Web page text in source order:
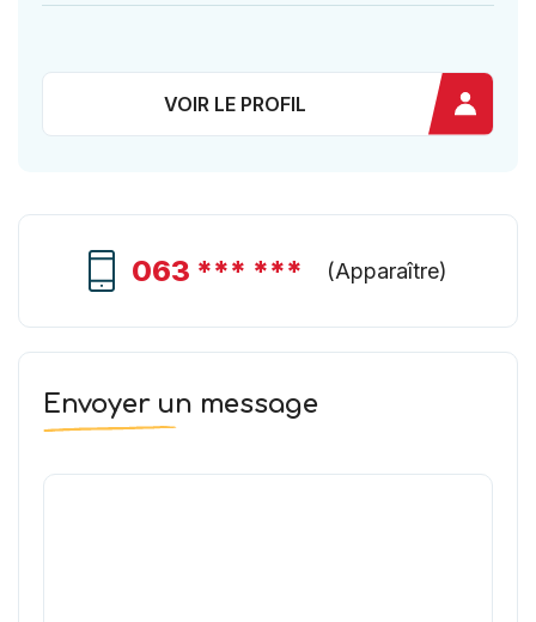
VOIR LE PROFIL
063 *** *** (Apparaître)
Envoyer un message